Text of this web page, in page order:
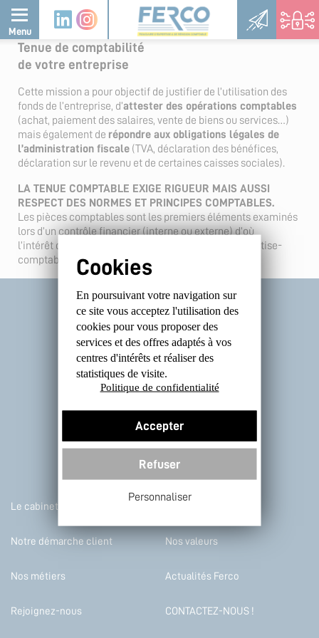
Skip
content
Menu
Tenue de comptabilité
de votre entreprise
Cette mission a pour objectif de justifier de l’utilisation des
fonds de l’entreprise, d’attester des opérations comptables
(achat, paiement des salaires, vente de biens ou services…)
mais également de répondre aux obligations légales de
l’administration fiscale (TVA, déclaration des bénéfices,
déclaration sur le revenu et de certaines caisses sociales).
LA TENUE COMPTABLE EXIGE RIGUEUR MAIS AUSSI
RESPECT DES NORMES ET PRINCIPES COMPTABLES.
Les pièces comptables sont les premiers éléments examinés
lors d’un contrôle financier (interne ou externe) d’où
l’intérêt de confier cette mission à un cabinet d’expertise-
comptable.
Le cabinet
Notre démarche client Nos valeurs
Nos métiers Actualités Ferco
Rejoignez-nous CONTACTEZ-NOUS !
Panneau de gestion des cookies
En poursuivant votre navigation sur
ce sitevous acceptez l'utilisation des
cookiespour vous proposer des
services et des offresadaptés à vos
centres d'intérêts et réaliserdes
statistiques de visite.
Politique de confidentialité
Accepter
Refuser
Personnaliser